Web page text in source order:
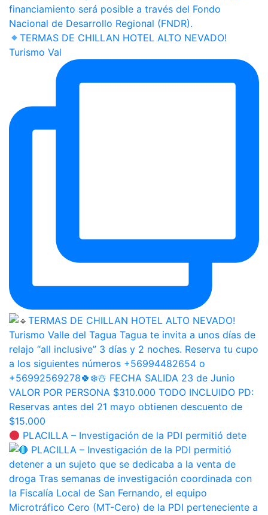
TERMAS DE CHILLAN HOTEL ALTO NEVADO!
Turismo Val
PLACILLA – Investigación de la PDI permitió dete